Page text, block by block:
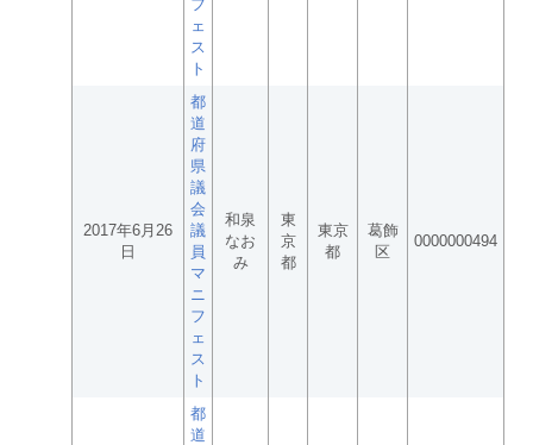
フ
ェ
ス
ト
2017年6月26
日
都
道
府
県
議
会
議
員
マ
ニ
フ
ェ
ス
ト
和泉
なお
み
東
京
都
東京
都
葛飾
区
0000000494
都
道